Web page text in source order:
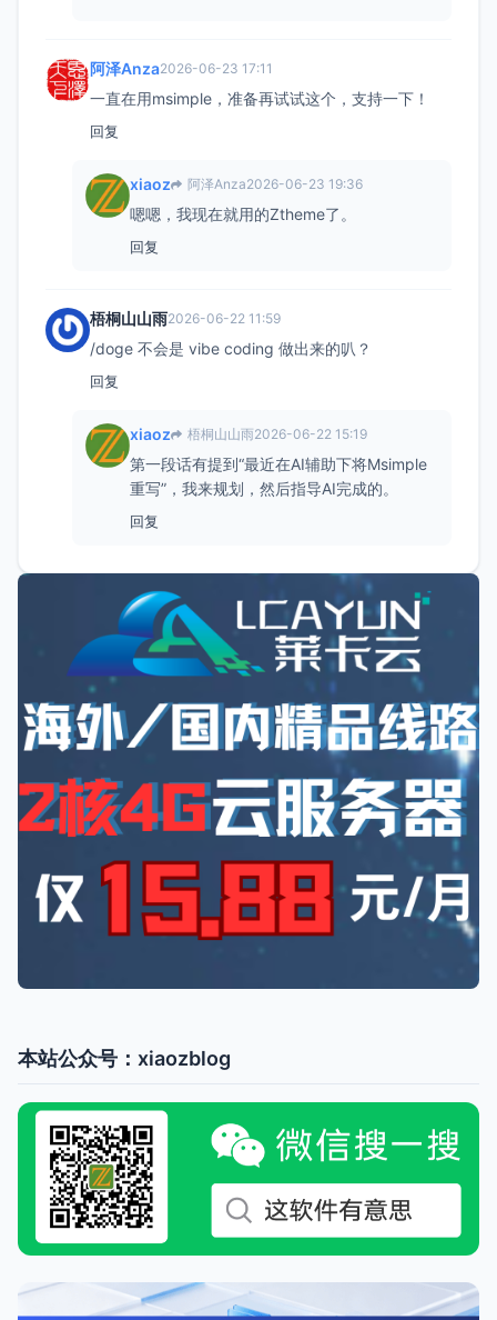
阿泽Anza2026-06-23 17:11
一直在用msimple，准备再试试这个，支持一下！
回复
xiaoz 阿泽Anza2026-06-23 19:36
嗯嗯，我现在就用的Ztheme了。
回复
梧桐山山雨2026-06-22 11:59
/doge 不会是 vibe coding 做出来的叭？
回复
xiaoz 梧桐山山雨2026-06-22 15:19
第一段话有提到“最近在AI辅助下将Msimple
重写”，我来规划，然后指导AI完成的。
回复
本站公众号：xiaozblog